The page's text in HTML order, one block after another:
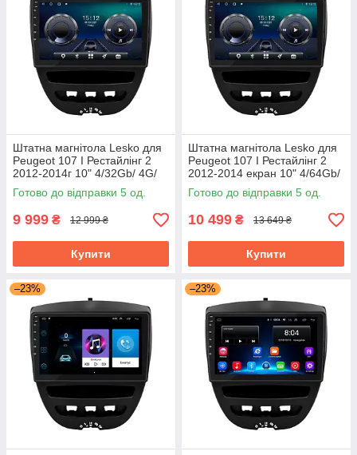
Штатна магнітола Lesko для
Peugeot 107 I Рестайлінг 2
2012-2014г 10" 4/32Gb/ 4G/
Wi-Fi/ CarPlay Top
Готово до відправки 5 од.
9 999 ₴ 12 999 ₴
Купити
Штатна магнітола Lesko для
Peugeot 107 I Рестайлінг 2
2012-2014 екран 10" 4/64Gb/
4G/ Wi-Fi/ CarPlay Top
Готово до відправки 5 од.
10 499 ₴ 13 649 ₴
Купити
–23% –23%